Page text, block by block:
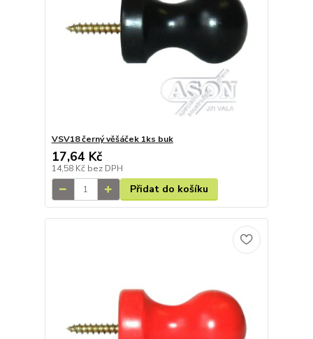
VSV18 černý věšáček 1ks buk
17,64 Kč
14,58 Kč bez DPH
Přidat do košíku